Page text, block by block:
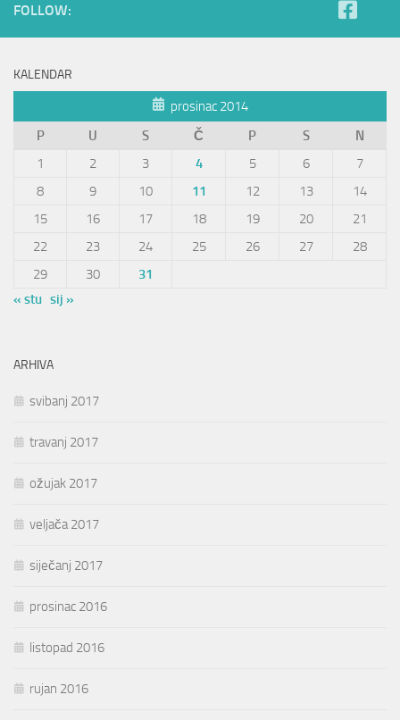
FOLLOW:
KALENDAR
prosinac 2014
P
U S Č P S
N
1
2 3 4 5 6
7
8
9 10 11 12 13
14
15
16 17 18 19 20
21
22
23 24 25 26 27
28
29
30
31
« stu sij »
ARHIVA
svibanj 2017
travanj 2017
ožujak 2017
veljača 2017
siječanj 2017
prosinac 2016
listopad 2016
rujan 2016